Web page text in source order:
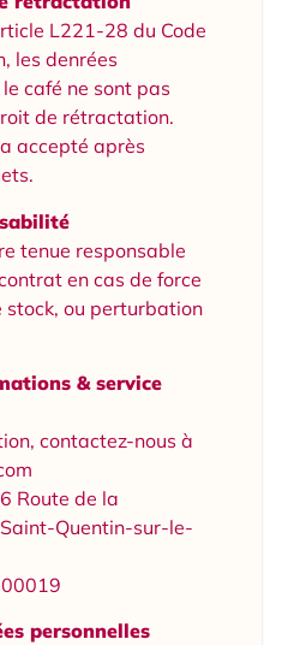
L221-28 du Code
les denrées
café ne sont pas
de rétractation.
accepté après
tenue responsable
en cas de force
stock, ou perturbation
& service
contactez-nous à
Route de la
Quentin-sur-le-
personnelles